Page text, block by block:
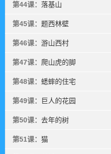
第44课： 落基山
第45课： 题西林壁
第46课： 游山西村
第47课： 爬山虎的脚
第48课： 蟋蟀的住宅
第49课： 巨人的花园
第50课： 去年的树
第51课： 猫